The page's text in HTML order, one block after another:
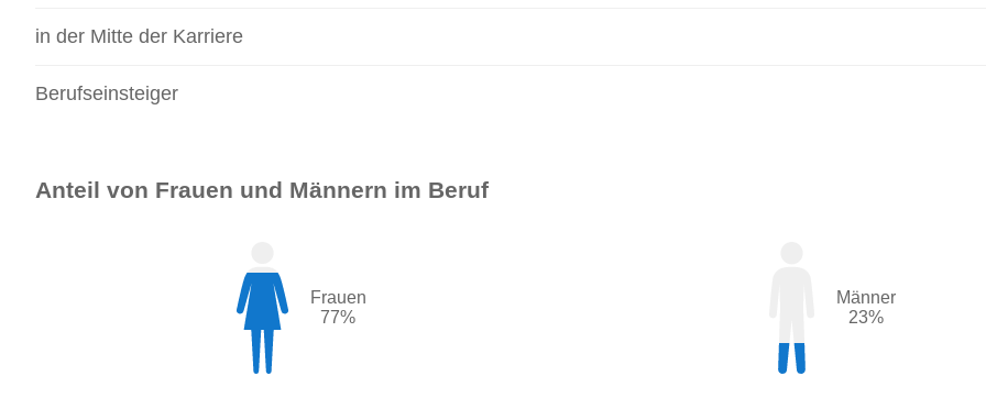
in der Mitte der Karriere
Berufseinsteiger
Anteil von Frauen und Männern im Beruf
Frauen
77%
Männer
23%